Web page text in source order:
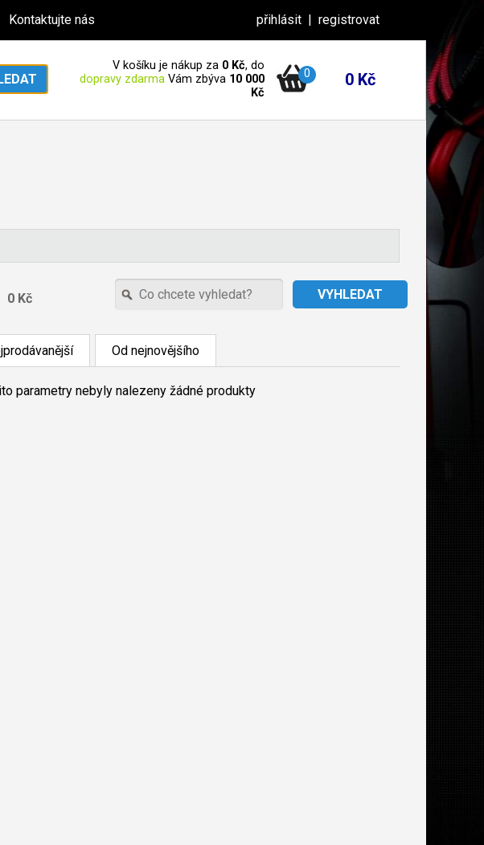
Kontaktujte nás přihlásit | registrovat
V košíku je nákup za 0 Kč, do
dopravy zdarma Vám zbýva 10 000
Kč
0 0 Kč
Od nejnovějšího
parametry nebyly nalezeny žádné produkty